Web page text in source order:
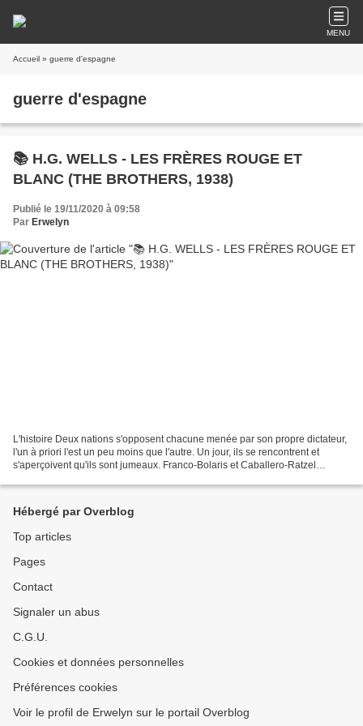
MENU
Accueil » guerre d'espagne
guerre d'espagne
📚 H.G. WELLS - LES FRÈRES ROUGE ET
BLANC (THE BROTHERS, 1938)
Publié le 19/11/2020 à 09:58
Par Erwelyn
L'histoire Deux nations s'opposent chacune menée par son propre dictateur,
l'un à priori l'est un peu moins que l'autre. Un jour, ils se rencontrent et
s'aperçoivent qu'ils sont jumeaux. Franco-Bolaris et Caballero-Ratzel
Hébergé par Overblog
Top articles
Pages
Contact
Signaler un abus
C.G.U.
Cookies et données personnelles
Préférences cookies
Voir le profil de Erwelyn sur le portail Overblog